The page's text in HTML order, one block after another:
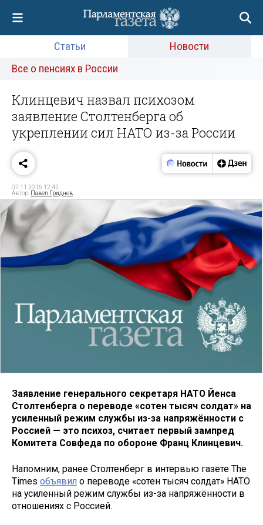
Статьи
Новости
Все о пенсиях в России
Клинцевич назвал психозом
заявление Столтенберга об
укреплении сил НАТО из-за России
07.11.2016 12:42
Автор: Павел Гриднев
Заявление генерального секретаря НАТО Йенса
Столтенберга о переводе «сотен тысяч солдат» на
усиленный режим службы из-за напряжённости с
Россией — это психоз, считает первый зампред
Комитета Совфеда по обороне Франц Клинцевич.
Напомним, ранее Столтенберг в интервью газете The
Times объявил о переводе «сотен тысяч солдат» НАТО
на усиленный режим службы из-за напряжённости в
отношениях с Россией.